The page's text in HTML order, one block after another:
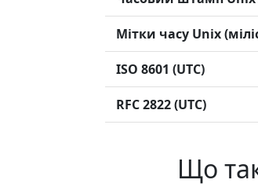
Мітки часу Unix
ISO 8601 (UTC)
RFC 2822 (UTC)
Що